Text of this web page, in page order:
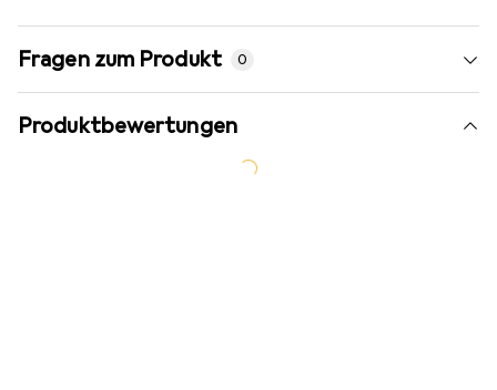
Fragen zum Produkt 0
Produktbewertungen